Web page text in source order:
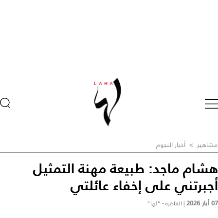
مشاهير > أخبار النجوم
هشام ماجد: طبيعة مهنة التمثيل
أجبرتني على إخفاء عائلتي
07 أيار 2026 | القاهرة - "لها"